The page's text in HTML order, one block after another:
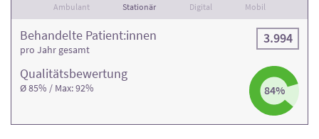
Ambulant Stationär Digital Mobil
Qualitäts­bewertung
Ø 85% / Max: 92% 84%
Behandelte Patient:innen
pro Jahr gesamt
3.994